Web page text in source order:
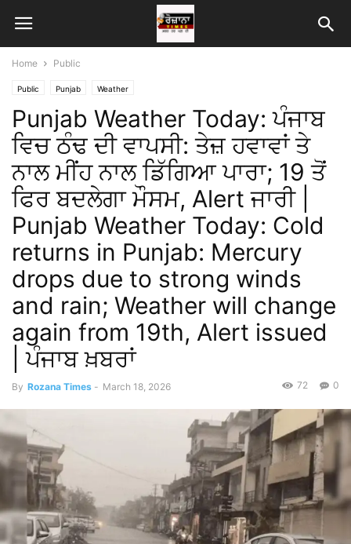
Home Public
Public Punjab Weather
Punjab Weather Today: ਪੰਜਾਬ
ਵਿਚ ਠੰਢ ਦੀ ਵਾਪਸੀ: ਤੇਜ਼ ਹਵਾਵਾਂ ਤੇ
ਨਾਲ ਮੀਂਹ ਨਾਲ ਡਿੱਗਿਆ ਪਾਰਾ; 19 ਤੋਂ
ਫਿਰ ਬਦਲੇਗਾ ਮੌਸਮ, Alert ਜਾਰੀ |
Punjab Weather Today: Cold
returns in Punjab: Mercury
drops due to strong winds
and rain; Weather will change
again from 19th, Alert issued
| ਪੰਜਾਬ ਖ਼ਬਰਾਂ
By Rozana Times - March 18, 2026 0
72